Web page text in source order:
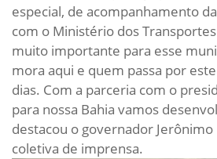
especial, de acompanhamento
com o Ministério dos
muito importante para esse
mora aqui e quem passa por
dias. Com a parceria com o
para nossa Bahia vamos
destacou o governador
coletiva de imprensa.